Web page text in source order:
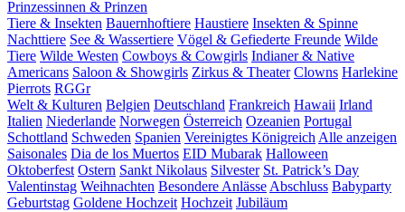
Prinzessinnen & Prinzen
Tiere & Insekten Bauernhoftiere Haustiere Insekten & Spinne
Nacht­tiere See & Wassertiere Vögel & Gefiederte Freunde Wilde
Tiere Wilde Westen Cowboys & Cowgirls Indianer & Native
Americans Saloon & Showgirls Zirkus & Theater Clowns Harlekine
Pierrots RGGr
Welt & Kulturen Belgien Deutschland Frankreich Hawaii Irland
Italien Niederlande Norwegen Österreich Ozeanien Portugal
Schottland Schweden Spanien Vereinigtes Königreich Alle anzeigen
Saisonales Dia de los Muertos EID Mubarak Halloween
Oktoberfest Ostern Sankt Nikolaus Silvester St. Patrick’s Day
Valentinstag Weihnachten Besondere Anlässe Abschluss Babyparty
Geburtstag Goldene Hochzeit Hochzeit Jubiläum